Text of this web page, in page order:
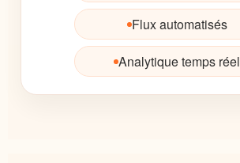
Flux automatisés
Analytique temps réel